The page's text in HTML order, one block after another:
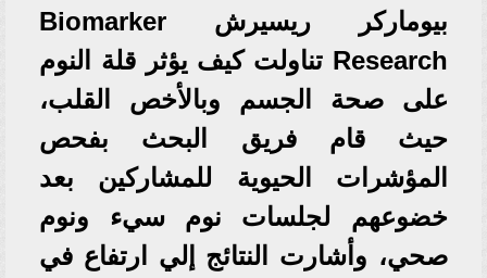
بيوماركر ريسيرش Biomarker
Research تناولت كيف يؤثر قلة النوم
على صحة الجسم وبالأخص القلب،
حيث قام فريق البحث بفحص
المؤشرات الحيوية للمشاركين بعد
خضوعهم لجلسات نوم سيء ونوم
صحي، وأشارت النتائج إلي ارتفاع في